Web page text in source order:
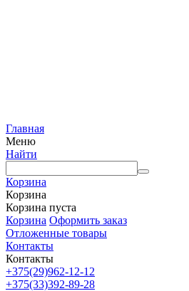
Главная
Меню
Найти
Корзина
Корзина
Корзина пуста
Корзина Оформить заказ
Отложенные товары
Контакты
Контакты
+375(29)962-12-12
+375(33)392-89-28